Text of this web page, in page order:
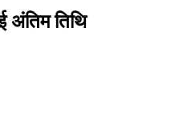
अंतिम तिथि